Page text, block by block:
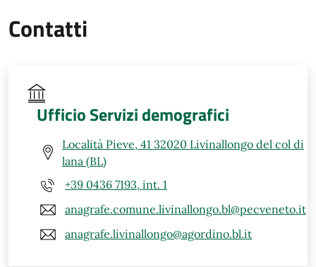
Contatti
Ufficio Servizi demografici
Località Pieve, 41 32020 Livinallongo del col di
lana (BL)
+39 0436 7193, int. 1
anagrafe.comune.livinallongo.bl@pecveneto.it
anagrafe.livinallongo@agordino.bl.it